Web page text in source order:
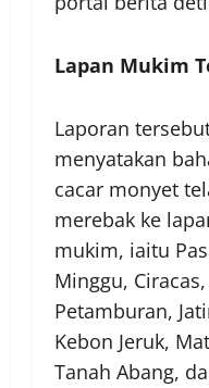
Lapan Mukim
Laporan
menyatakan
cacar monyet
merebak ke
mukim, iaitu
Minggu,
Petamburan,
Kebon Jeruk,
Tanah Abang,